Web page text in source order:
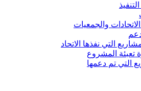
والجمعيات
التي نفذها الاتحاد
تعبئة المشروع
التي تم دعمها